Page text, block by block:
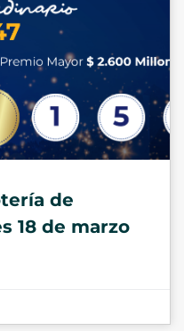
de
18 de marzo